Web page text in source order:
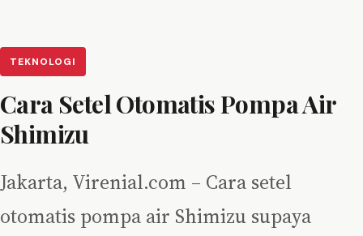
TEKNOLOGI
Cara Setel Otomatis Pompa Air
Shimizu
Jakarta, Virenial.com – Cara setel
otomatis pompa air Shimizu supaya